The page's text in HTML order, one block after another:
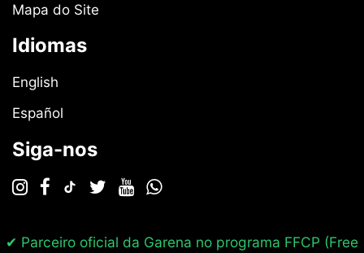
Mapa do Site
Idiomas
English
Español
Siga-nos
✔ Parceiro oficial da Garena no programa FFCP (Free